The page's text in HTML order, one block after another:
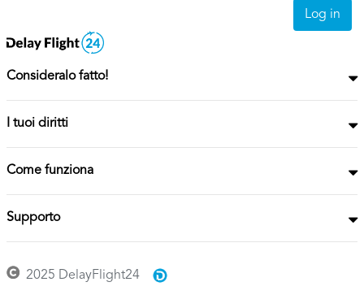
Consideralo fatto!
I tuoi diritti
Come funziona
Supporto
2025 DelayFlight24